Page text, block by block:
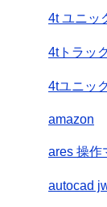
4t ユニッ
4tトラッ
4tユニッ
amazon
ares 操作
autocad